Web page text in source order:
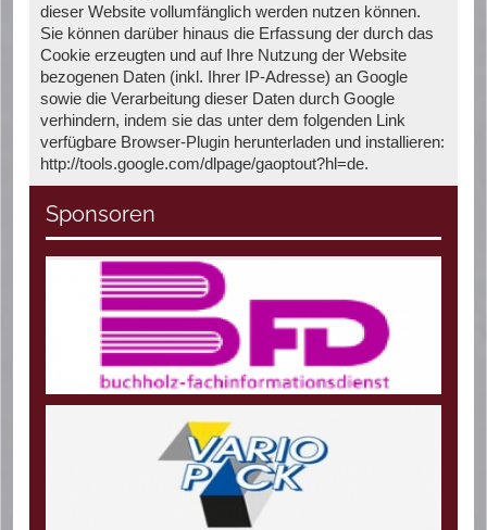
dieser Website vollumfänglich werden nutzen können.
Sie können darüber hinaus die Erfassung der durch das
Cookie erzeugten und auf Ihre Nutzung der Website
bezogenen Daten (inkl. Ihrer IP-Adresse) an Google
sowie die Verarbeitung dieser Daten durch Google
verhindern, indem sie das unter dem folgenden Link
verfügbare Browser-Plugin herunterladen und installieren:
http://tools.google.com/dlpage/gaoptout?hl=de.
Sponsoren